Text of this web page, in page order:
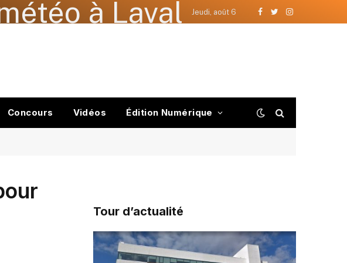
à Laval Jeudi, août 6
Facebook
TwitterInstagram
Concours Vidéos Édition Numérique
Tour d’actualité